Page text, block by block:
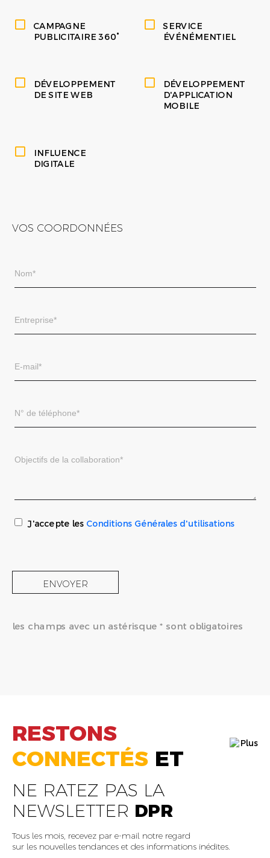
CAMPAGNE
PUBLICITAIRE 360°
SERVICE
ÉVÉNÉMENTIEL
DÉVELOPPEMENT
DE SITE WEB
DÉVELOPPEMENT
D'APPLICATION
MOBILE
INFLUENCE
DIGITALE
VOS COORDONNÉES
J'accepte les Conditions Générales d'utilisations
ENVOYER
les champs avec un astérisque * sont obligatoires
RESTONS
CONNECTÉS ET
NE RATEZ PAS LA
NEWSLETTER DPR
Tous les mois, recevez par e-mail notre regard
sur les nouvelles tendances et des informations inédites.